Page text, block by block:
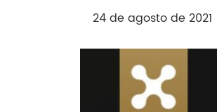
24 de agosto de 2021